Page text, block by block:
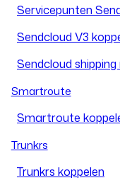
Servicepunten
Sendcloud V3
Sendcloud
Smartroute
Smartroute
Trunkrs
Trunkrs koppelen